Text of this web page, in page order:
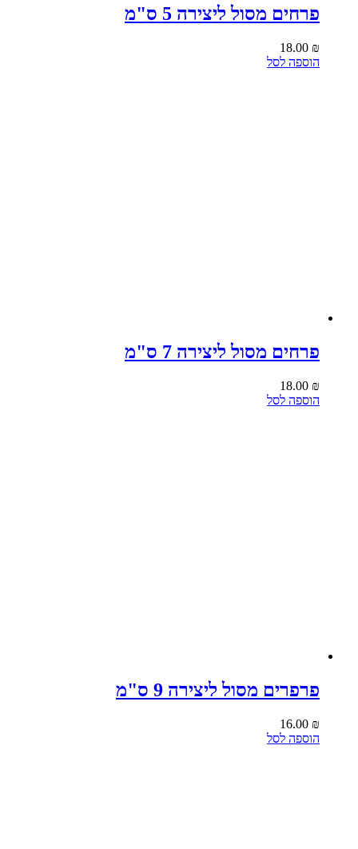
פרחים מסול ליצירה 5 ס"מ
18.00 ₪
הוספה לסל
פרחים מסול ליצירה 7 ס"מ
18.00 ₪
הוספה לסל
פרפרים מסול ליצירה 9 ס"מ
16.00 ₪
הוספה לסל